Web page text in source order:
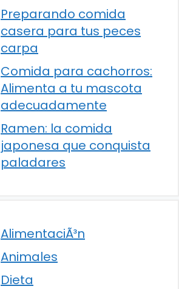
Preparando comida
casera para tus peces
carpa
Comida para cachorros:
Alimenta a tu mascota
adecuadamente
Ramen: la comida
japonesa que conquista
paladares
AlimentaciÃ³n
Animales
Dieta